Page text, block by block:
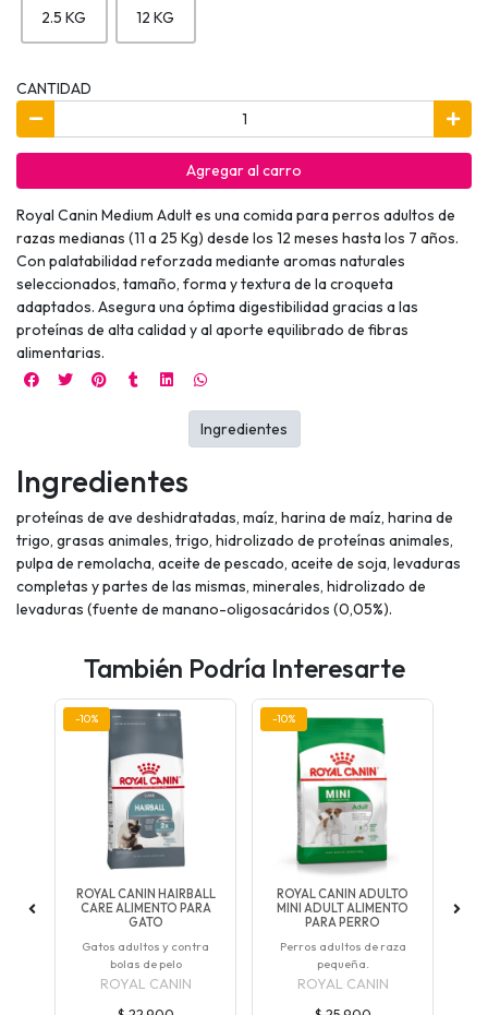
2.5 KG 12 KG
CANTIDAD
Agregar al carro
Royal Canin Medium Adult es una comida para perros adultos de
razas medianas (11 a 25 Kg) desde los 12 meses hasta los 7 años.
Con palatabilidad reforzada mediante aromas naturales
seleccionados, tamaño, forma y textura de la croqueta
adaptados. Asegura una óptima digestibilidad gracias a las
proteínas de alta calidad y al aporte equilibrado de fibras
alimentarias.
Ingredientes
proteínas de ave deshidratadas, maíz, harina de maíz, harina de
trigo, grasas animales, trigo, hidrolizado de proteínas animales,
pulpa de remolacha, aceite de pescado, aceite de soja, levaduras
completas y partes de las mismas, minerales, hidrolizado de
levaduras (fuente de manano-oligosacáridos (0,05%).
Ingredientes
También Podría Interesarte
-10%
ROYAL CANIN HAIRBALL
CARE ALIMENTO PARA
GATO
Gatos adultos y contra
bolas de pelo
ROYAL CANIN
-10%
ROYAL CANIN ADULTO
MINI ADULT ALIMENTO
PARA PERRO
Perros adultos de raza
pequeña.
ROYAL CANIN